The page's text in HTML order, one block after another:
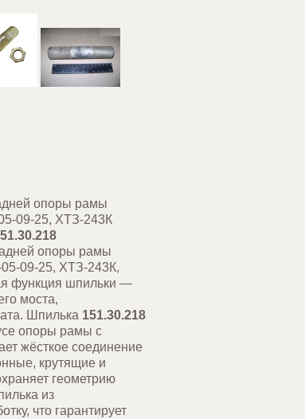
опоры рамы
09-25, ХТЗ-243К
опоры рамы
09-25, ХТЗ-243К,
функция шпильки —
моста,
Шпилька 151.30.218
опоры рамы с
жёсткое соединение
крутящие и
геометрию
из
что гарантирует